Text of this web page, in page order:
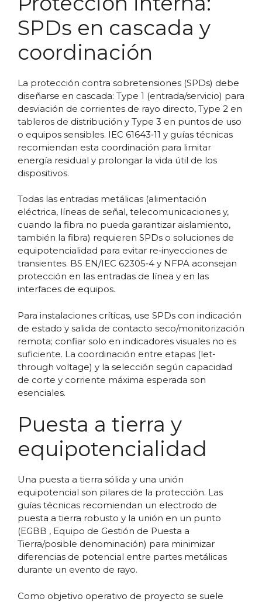
SPDs en cascada y
coordinación
La protección contra sobretensiones (SPDs) debe
diseñarse en cascada: Type 1 (entrada/servicio) para
desviación de corrientes de rayo directo, Type 2 en
tableros de distribución y Type 3 en puntos de uso
o equipos sensibles. IEC 61643‑11 y guías técnicas
recomiendan esta coordinación para limitar
energía residual y prolongar la vida útil de los
dispositivos.
Todas las entradas metálicas (alimentación
eléctrica, líneas de señal, telecomunicaciones y,
cuando la fibra no pueda garantizar aislamiento,
también la fibra) requieren SPDs o soluciones de
equipotencialidad para evitar re‑inyecciones de
transientes. BS EN/IEC 62305‑4 y NFPA aconsejan
protección en las entradas de línea y en las
interfaces de equipos.
Para instalaciones críticas, use SPDs con indicación
de estado y salida de contacto seco/monitorización
remota; confiar solo en indicadores visuales no es
suficiente. La coordinación entre etapas (let-
through voltage) y la selección según capacidad
de corte y corriente máxima esperada son
esenciales.
Puesta a tierra y
equipotencialidad
Una puesta a tierra sólida y una unión
equipotencial son pilares de la protección. Las
guías técnicas recomiendan un electrodo de
puesta a tierra robusto y la unión en un punto
(EGBB , Equipo de Gestión de Puesta a
Tierra/posible denominación) para minimizar
diferencias de potencial entre partes metálicas
durante un evento de rayo.
Como objetivo operativo de proyecto se suele